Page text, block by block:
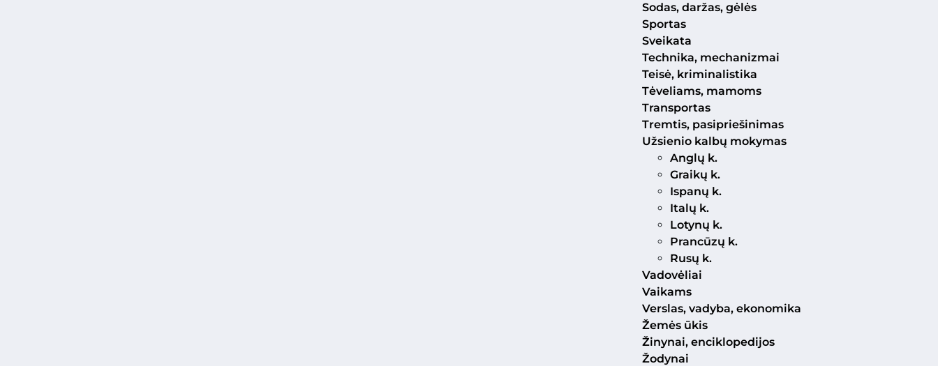
Sodas, daržas, gėlės
Sportas
Sveikata
Technika, mechanizmai
Teisė, kriminalistika
Tėveliams, mamoms
Transportas
Tremtis, pasipriešinimas
Užsienio kalbų mokymas
Anglų k.
Graikų k.
Ispanų k.
Italų k.
Lotynų k.
Prancūzų k.
Rusų k.
Vadovėliai
Vaikams
Verslas, vadyba, ekonomika
Žemės ūkis
Žinynai, enciklopedijos
Žodynai